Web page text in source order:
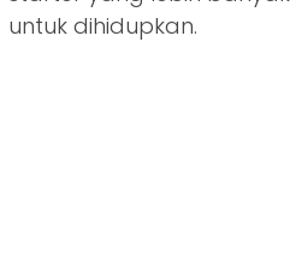
untuk dihidupkan.